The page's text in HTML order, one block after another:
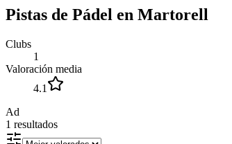
Pistas de Pádel en Martorell
Clubs
1
Valoración media
4.1
Ad
1 resultados